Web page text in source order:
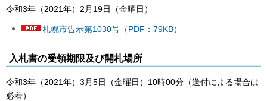
令和3年（2021年）2月19日（金曜日）
札幌市告示第1030号（PDF：79KB）
入札書の受領期限及び開札場所
令和3年（2021年）3月5日（金曜日）10時00分（送付による場合は
必着）